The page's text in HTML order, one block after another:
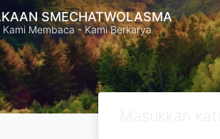
SMECHATWOLASMA
Membaca - Kami Berkarya